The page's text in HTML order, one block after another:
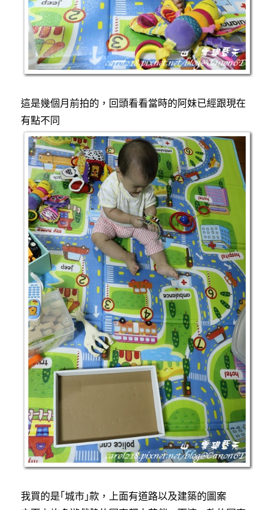
這是幾個月前拍的，回頭看看當時的阿妹已經跟現在
有點不同
我買的是｢城市｣款，上面有道路以及建築的圖案